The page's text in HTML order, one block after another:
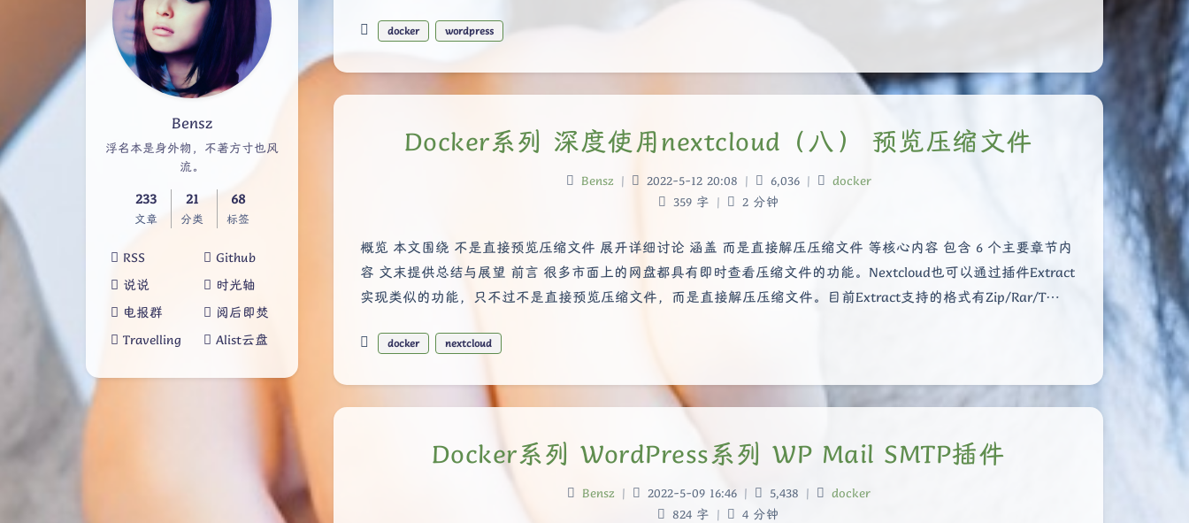
Bensz
浮名本是身外物，不著方寸也风
流。
233
文章
21
分类
68
标签
RSS
Github
说说
时光轴
电报群
阅后即焚
Travelling
Alist云盘
docker wordpress
Docker系列 深度使用nextcloud（八） 预览压缩文件
Bensz | 2022-5-12 20:08 | 6,036 |
docker
359 字 | 2 分钟
概览 本文围绕 不是直接预览压缩文件 展开详细讨论 涵盖 而是直接解压压缩文件 等核心内容 包含 6 个主要章节内
容 文末提供总结与展望 前言 很多市面上的网盘都具有即时查看压缩文件的功能。Nextcloud也可以通过插件Extract
实现类似的功能，只不过不是直接预览压缩文件，而是直接解压压缩文件。目前Extract支持的格式有Zip/Rar/T…
docker nextcloud
Docker系列 WordPress系列 WP Mail SMTP插件
Bensz | 2022-5-09 16:46 | 5,438 |
docker
824 字 | 4 分钟